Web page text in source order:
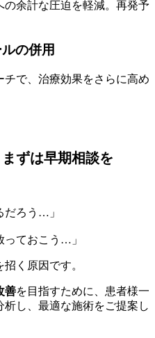
余計な圧迫を軽減。再発予
の併用
で、治療効果をさらに高め
ずは早期相談を
だろう…」
っておこう…」
く原因です。
善を目指すために、患者様一
し、最適な施術をご提案し